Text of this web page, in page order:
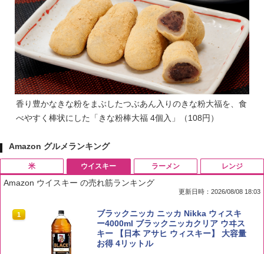
香り豊かなきな粉をまぶしたつぶあん入りのきな粉大福を、食
べやすく棒状にした「きな粉棒大福 4個入」（108円）
Amazon グルメランキング
米
1 by Amazon 国産ブレンド米 精米 5kg
￥2,650
ウイスキー
Amazon ウイスキー の売れ筋ランキング
更新日時：2026/08/08 18:03
1
ブラックニッカ ニッカ Nikka ウィスキ
ー4000ml ブラックニッカクリア ウヰス
キー 【日本 アサヒ ウィスキー】 大容量
お得 4リットル
ラーメン レンジ